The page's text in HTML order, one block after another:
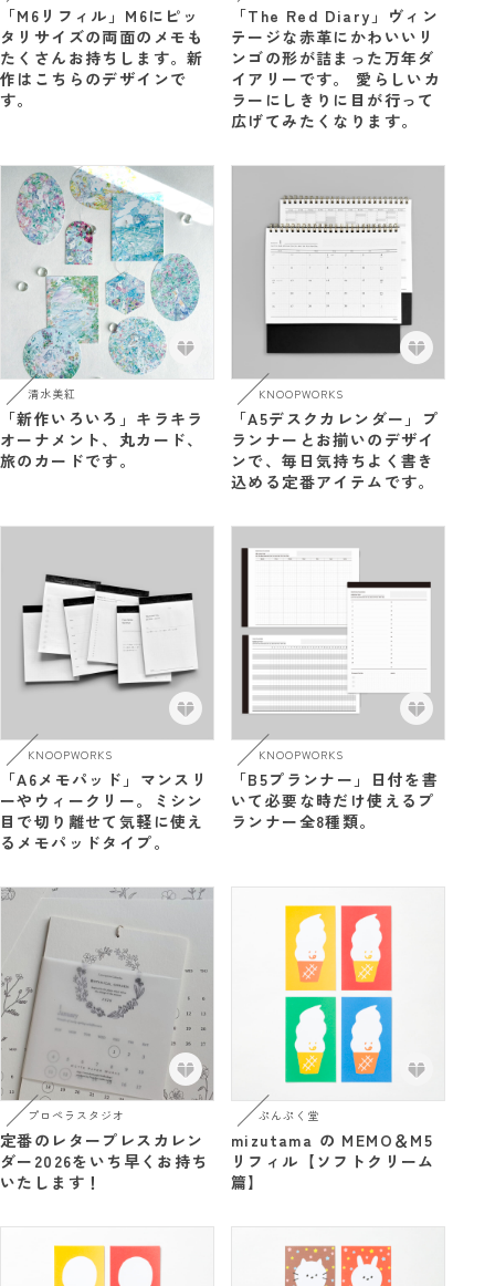
「M6リフィル」M6にピッ
タリサイズの両面のメモも
たくさんお持ちします。新
作はこちらのデザインで
す。
「The Red Diary」ヴィン
テージな赤革にかわいいリ
ンゴの形が詰まった万年ダ
イアリーです。 愛らしいカ
ラーにしきりに目が行って
広げてみたくなります。
清水美紅
「新作いろいろ」キラキラ
オーナメント、丸カード、
旅のカードです。
KNOOPWORKS
「A5デスクカレンダー」プ
ランナーとお揃いのデザイ
ンで、毎日気持ちよく書き
込める定番アイテムです。
KNOOPWORKS
「A6メモパッド」マンスリ
ーやウィークリー。ミシン
目で切り離せて気軽に使え
るメモパッドタイプ。
KNOOPWORKS
「B5プランナー」日付を書
いて必要な時だけ使えるプ
ランナー全8種類。
プロペラスタジオ
定番のレタープレスカレン
ダー2026をいち早くお持ち
いたします！
ぷんぷく堂
mizutama の MEMO＆M5
リフィル【ソフトクリーム
篇】